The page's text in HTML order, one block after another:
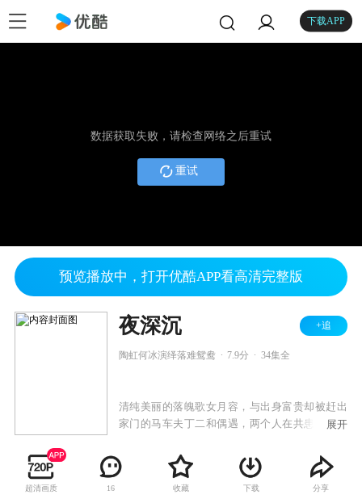
下载APP
数据获取失败，请检查网络之后重试
重试
预览播放中，打开优酷APP看高清完整版
夜深沉 +追
陶虹何冰演绎落难鸳鸯 7.9分 34集全
清纯美丽的落魄歌女月容，与出身富贵却被赶出
家门的马车夫丁二和偶遇，两个人在共患难中渐
追捧的感觉让她一度迷失了自我，待她幡然醒
悟，已经物是人非。重新开始的月容在商人刘明
德的指引下来到上海，寻求成为电影明星的梦
展开
超清画质 16 收藏 下载 分享